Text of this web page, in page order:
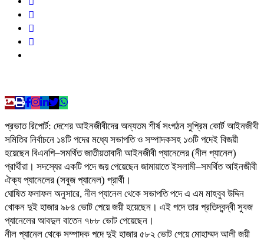
প্রভাত রিপোর্ট: দেশের আইনজীবীদের অন্যতম শীর্ষ সংগঠন সুপ্রিম কোর্ট আইনজীবী
সমিতির নির্বাচনে ১৪টি পদের মধ্যে সভাপতি ও সম্পাদকসহ ১৩টি পদেই বিজয়ী
হয়েছেন বিএনপি–সমর্থিত জাতীয়তাবাদী আইনজীবী প্যানেলের (নীল প্যানেল)
প্রার্থীরা। সদস্যের একটি পদে জয় পেয়েছেন জামায়াতে ইসলামী–সমর্থিত আইনজীবী
ঐক্য প্যানেলের (সবুজ প্যানেল) প্রার্থী।
ঘোষিত ফলাফল অনুসারে, নীল প্যানেল থেকে সভাপতি পদে এ এম মাহবুব উদ্দিন
খোকন দুই হাজার ৯৮৪ ভোট পেয়ে জয়ী হয়েছেন। এই পদে তার প্রতিদ্বন্দ্বী সুবজ
প্যানেলের আবদুল বাতেন ৭৮৮ ভোট পেয়েছেন।
নীল প্যানেল থেকে সম্পাদক পদে দুই হাজার ৫৮২ ভোট পেয়ে মোহাম্মদ আলী জয়ী